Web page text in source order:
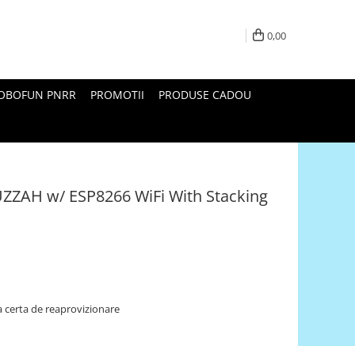
0,00
PNRR PROMOTII PRODUSE CADOU
w/ ESP8266 WiFi With Stacking
de reaprovizionare